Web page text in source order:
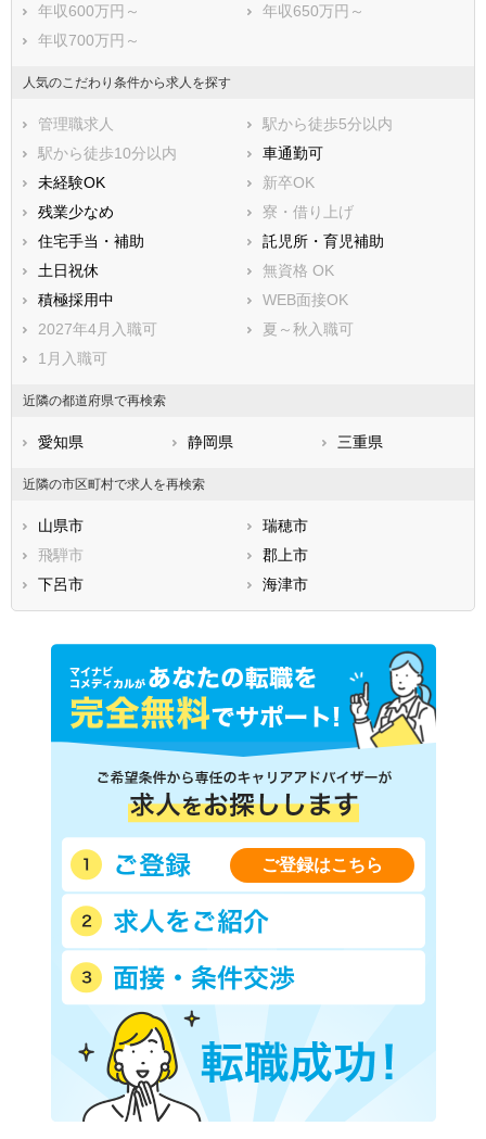
年収600万円～
年収650万円～
年収700万円～
人気のこだわり条件から求人を探す
管理職求人
駅から徒歩5分以内
駅から徒歩10分以内
車通勤可
未経験OK
新卒OK
残業少なめ
寮・借り上げ
住宅手当・補助
託児所・育児補助
土日祝休
無資格 OK
積極採用中
WEB面接OK
2027年4月入職可
夏～秋入職可
1月入職可
近隣の都道府県で再検索
愛知県 静岡県 三重県
近隣の市区町村で求人を再検索
山県市
瑞穂市
飛騨市
郡上市
下呂市
海津市
ご登録はこちら